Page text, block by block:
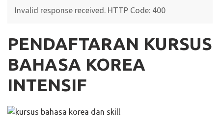
Invalid response received. HTTP Code: 400
PENDAFTARAN KURSUS
BAHASA KOREA
INTENSIF